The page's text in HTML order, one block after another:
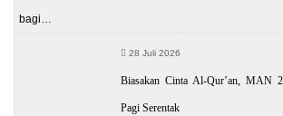
bagi…
28 Juli 2026
Biasakan Cinta Al-Qur’an, MAN
Pagi Serentak